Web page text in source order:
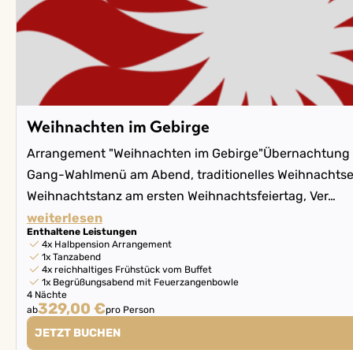
Weihnachten im Gebirge
Arrangement "Weihnachten im
Gang-Wahlmenü am Abend, traditionelles
Weihnachtstanz am ersten Weihnachtsfeiertag, Ver…
weiterlesen
Enthaltene Leistungen
4x Halbpension Arrangement
1x Tanzabend
4x reichhaltiges Frühstück vom Buffet
1x Begrüßungsabend mit Feuerzangenbowle
4 Nächte
ab329,00 €pro Person
JETZT BUCHEN